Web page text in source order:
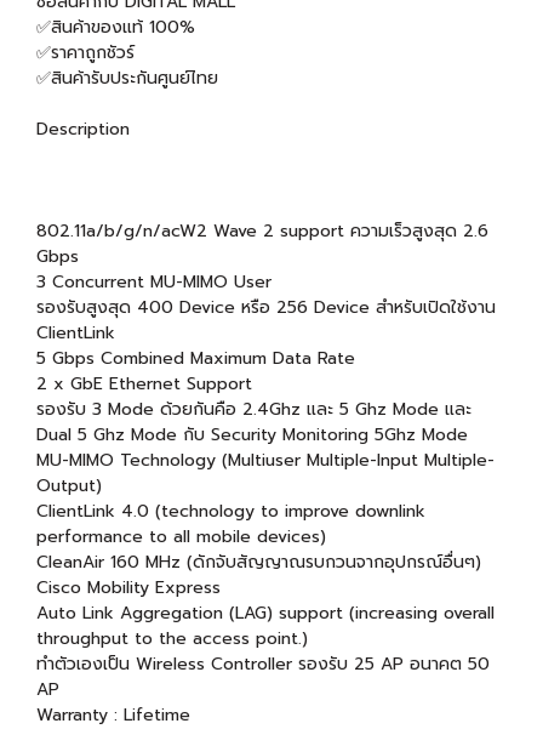
✅สินค้าของแท้ 100%
✅ราคาถูกชัวร์
✅สินค้ารับประกันศูนย์ไทย
Description
802.11a/b/g/n/acW2 Wave 2 support ความเร็วสูงสุด 2.6
Gbps
3 Concurrent MU-MIMO User
รองรับสูงสุด 400 Device หรือ 256 Device สำหรับเปิดใช้งาน
ClientLink
5 Gbps Combined Maximum Data Rate
2 x GbE Ethernet Support
รองรับ 3 Mode ด้วยกันคือ 2.4Ghz และ 5 Ghz Mode และ
Dual 5 Ghz Mode กับ Security Monitoring 5Ghz Mode
MU-MIMO Technology (Multiuser Multiple-Input Multiple-
Output)
ClientLink 4.0 (technology to improve downlink
performance to all mobile devices)
CleanAir 160 MHz (ดักจับสัญญาณรบกวนจากอุปกรณ์อื่นๆ)
Cisco Mobility Express
Auto Link Aggregation (LAG) support (increasing overall
throughput to the access point.)
ทำตัวเองเป็น Wireless Controller รองรับ 25 AP อนาคต 50
AP
Warranty : Lifetime